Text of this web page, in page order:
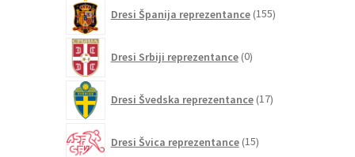
Dresi Španija reprezentance 155izdelkov
Dresi Srbiji reprezentance 0izdelkov
Dresi Švedska reprezentance 17izdelkov
Dresi Švica reprezentance 15izdelkov